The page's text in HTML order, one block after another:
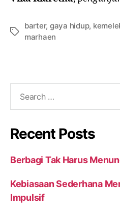
barter, gaya hidup,
marhaen
Recent Posts
Berbagi Tak Harus
Kebiasaan Sederhana
Impulsif